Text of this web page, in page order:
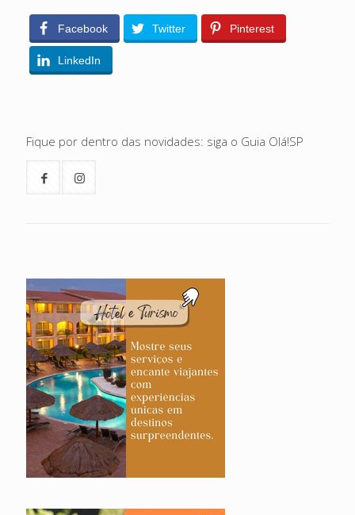
Facebook Twitter Pinterest
LinkedIn
Fique por dentro das novidades: siga o Guia Olá!SP